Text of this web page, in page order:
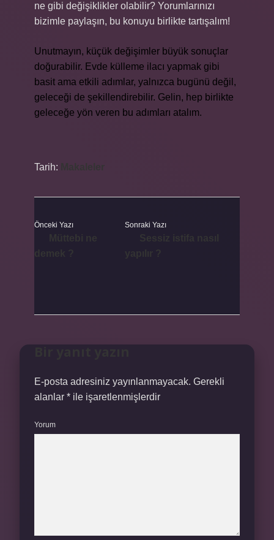
ne gibi değişiklikler olabilir? Yorumlarınızı
bizimle paylaşın, bu konuyu birlikte tartışalım!
Unutmayın, küçük değişimler büyük sonuçlar
doğurabilir. Evde külleme ilacı yapmak gibi
basit ama etkili adımlar, yalnızca bugünü değil,
geleceği de şekillendirebilir. Gelin, hep birlikte
geleceğe yön veren bu adımları atalım.
Tarih:
Önceki Yazı Sonraki Yazı
E-posta adresiniz yayınlanmayacak. Gerekli
alanlar * ile işaretlenmişlerdir
Yorum